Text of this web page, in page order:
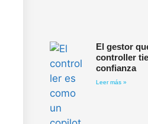
El gestor
controller
confianza
Leer más »